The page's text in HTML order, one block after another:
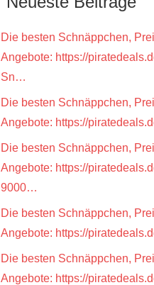
Die besten Schnäppchen,
Angebote: https://
Sn…
Die besten Schnäppchen,
Angebote: https://
Die besten Schnäppchen,
Angebote: https://
9000…
Die besten Schnäppchen,
Angebote: https://
Die besten Schnäppchen,
Angebote: https://